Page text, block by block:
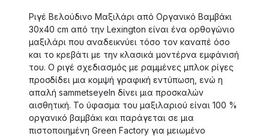
Ριγέ Βελούδινο Μαξιλάρι από Οργανικό Βαμβάκι
30x40 cm από την Lexington είναι ένα ορθογώνιο
μαξιλάρι που αναδεικνύει τόσο τον καναπέ όσο
και το κρεβάτι με την κλασικά μοντέρνα εμφάνισή
του. Ο ριγέ σχεδιασμός με ραμμένες μπλοκ ρίγες
προσδίδει μια κομψή γραφική εντύπωση, ενώ η
απαλή sammetseyeln δίνει μια προσκαλών
αισθητική. Το ύφασμα του μαξιλαριού είναι 100 %
οργανικό βαμβάκι και παράγεται σε μια
πιστοποιημένη Green Factory για μειωμένο